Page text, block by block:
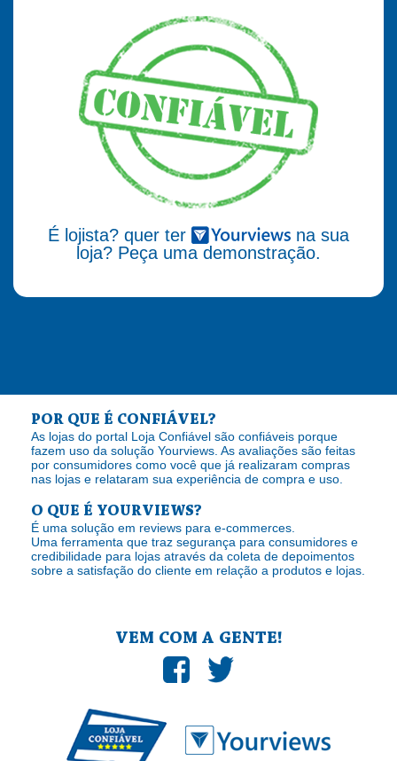
É lojista? quer ter
na sua
loja? Peça uma demonstração.
POR QUE É CONFIÁVEL?
As lojas do portal Loja Confiável são confiáveis porque
fazem uso da solução Yourviews. As avaliações são feitas
por consumidores como você que já realizaram compras
nas lojas e relataram sua experiência de compra e uso.
O QUE É YOURVIEWS?
É uma solução em reviews para e-commerces.
Uma ferramenta que traz segurança para consumidores e
credibilidade para lojas através da coleta de depoimentos
sobre a satisfação do cliente em relação a produtos e lojas.
VEM COM A GENTE!